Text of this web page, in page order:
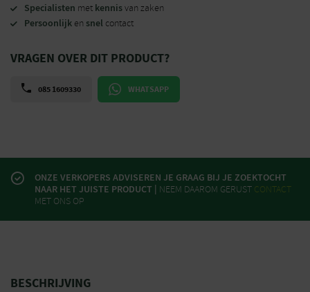
Specialisten met kennisvan zaken
Persoonlijk en snel contact
VRAGEN OVER DIT PRODUCT?
085 1609330 WHATSAPP
ONZE VERKOPERS ADVISEREN JE GRAAG BIJ JE ZOEKTOCHT
NAAR HET JUISTE PRODUCT | NEEM DAAROM GERUST CONTACT
MET ONS OP
BESCHRIJVING